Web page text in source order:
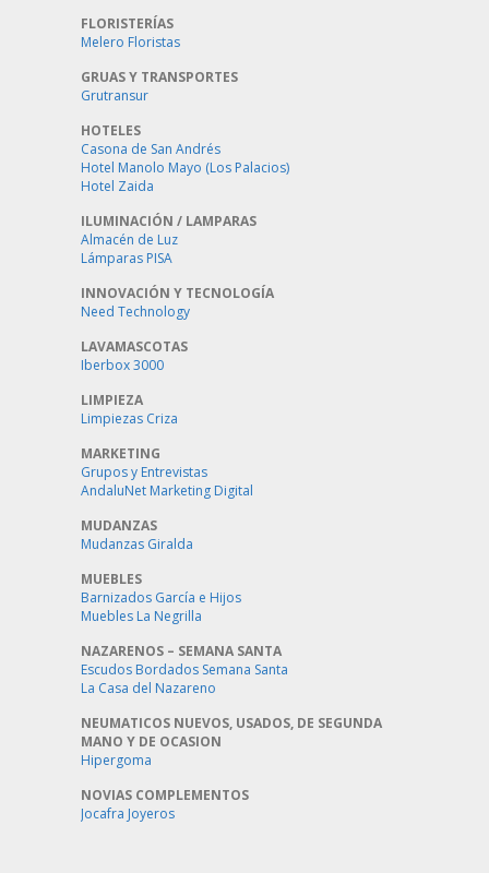
FLORISTERÍAS
Melero Floristas
GRUAS Y TRANSPORTES
Grutransur
HOTELES
Casona de San Andrés
Hotel Manolo Mayo (Los Palacios)
Hotel Zaida
ILUMINACIÓN / LAMPARAS
Almacén de Luz
Lámparas PISA
INNOVACIÓN Y TECNOLOGÍA
Need Technology
LAVAMASCOTAS
Iberbox 3000
LIMPIEZA
Limpiezas Criza
MARKETING
Grupos y Entrevistas
AndaluNet Marketing Digital
MUDANZAS
Mudanzas Giralda
MUEBLES
Barnizados García e Hijos
Muebles La Negrilla
NAZARENOS – SEMANA SANTA
Escudos Bordados Semana Santa
La Casa del Nazareno
NEUMATICOS NUEVOS, USADOS, DE SEGUNDA
MANO Y DE OCASION
Hipergoma
NOVIAS COMPLEMENTOS
Jocafra Joyeros